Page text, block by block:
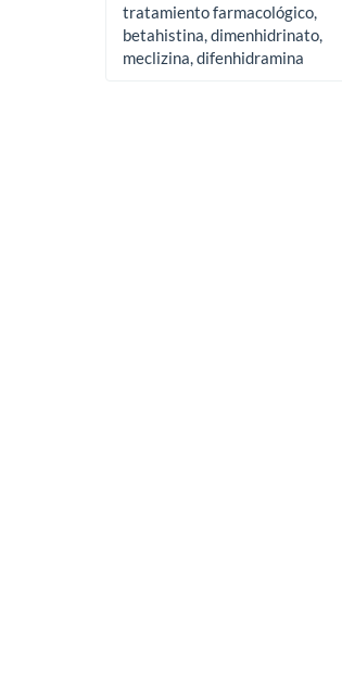
tratamiento farmacológico,
betahistina, dimenhidrinato,
meclizina, difenhidramina